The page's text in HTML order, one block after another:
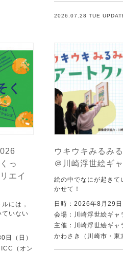
2026.07.28 TUE
っ
エイ
には，
ていない
日（日）
（オン
ウキウキみるみ
＠川崎浮世絵ギ
絵の中でなにが起きて
かせて！
日時：2026年8月29日
会場：川崎浮世絵ギャ
主催：川崎浮世絵ギャ
かわさき（川崎市・東